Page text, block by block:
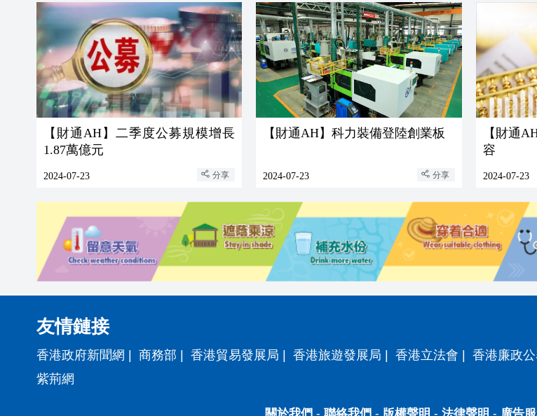
【財通AH】二季度公募規模增長
1.87萬億元
2024-07-23 分享
【財通AH】科力裝備登陸創業板
2024-07-23 分享
【財通
容
2024-07-23
友情鏈接
香港政府新聞網 | 商務部 | 香港貿易發展局 | 香港旅遊發展局 | 香港立法會 | 香港廉政
紫荊網
關於我們 - 聯絡我們 - 版權聲明 - 法律聲明 - 廣告